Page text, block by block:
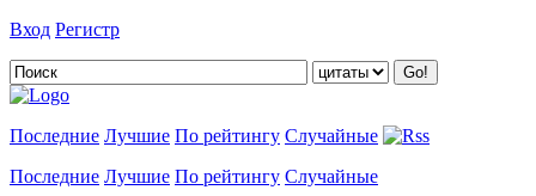
Вход Регистр
Последние Лучшие По рейтингу Случайные
Последние Лучшие По рейтингу Случайные